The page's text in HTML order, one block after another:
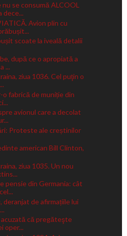
nu se consumă ALCOOL
dece...
Avion plin cu
scoate la iveală detalii
după ce o apropiată a
...
ziua 1036. Cel puţin o
o fabrică de muniție din
avionul care a decolat
Proteste ale creștinilor
american Bill Clinton,
ziua 1035. Un nou
pensie din Germania: cât
deranjat de afirmațiile lui
acuzată că pregăteşte
oper...